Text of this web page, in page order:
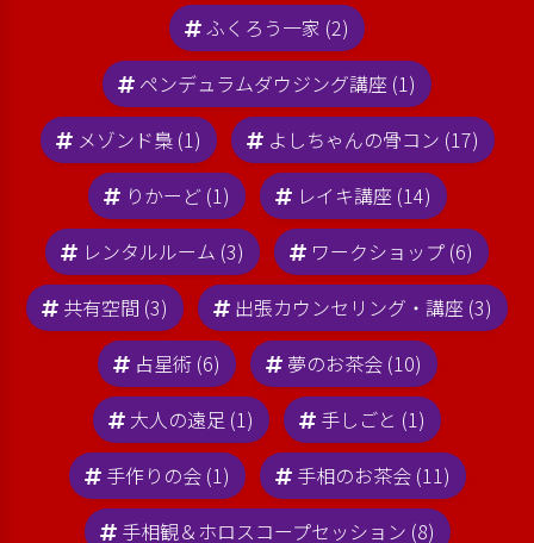
ふくろう一家 (2)
ペンデュラムダウジング講座 (1)
メゾンド梟 (1)
よしちゃんの骨コン (17)
りかーど (1)
レイキ講座 (14)
レンタルルーム (3)
ワークショップ (6)
共有空間 (3)
出張カウンセリング・講座 (3)
占星術 (6)
夢のお茶会 (10)
大人の遠足 (1)
手しごと (1)
手作りの会 (1)
手相のお茶会 (11)
手相観＆ホロスコープセッション (8)